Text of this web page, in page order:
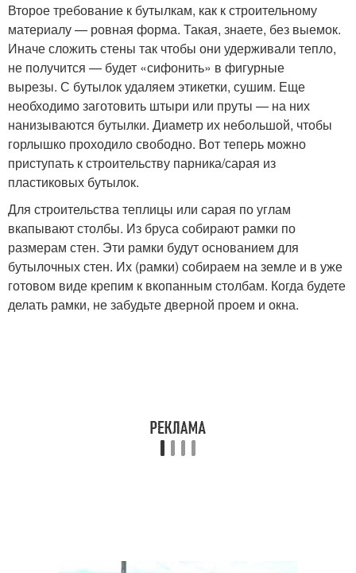
Второе требование к бутылкам, как к строительному
материалу — ровная форма. Такая, знаете, без выемок.
Иначе сложить стены так чтобы они удерживали тепло,
не получится — будет «сифонить» в фигурные
вырезы. С бутылок удаляем этикетки, сушим. Еще
необходимо заготовить штыри или пруты — на них
нанизываются бутылки. Диаметр их небольшой, чтобы
горлышко проходило свободно. Вот теперь можно
приступать к строительству парника/сарая из
пластиковых бутылок.
Для строительства теплицы или сарая по углам
вкапывают столбы. Из бруса собирают рамки по
размерам стен. Эти рамки будут основанием для
бутылочных стен. Их (рамки) собираем на земле и в уже
готовом виде крепим к вкопанным столбам. Когда будете
делать рамки, не забудьте дверной проем и окна.